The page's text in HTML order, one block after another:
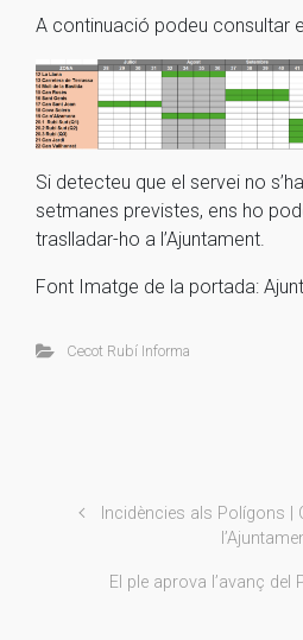
A continuació podeu consultar
Si detecteu que el servei no
setmanes previstes, ens ho
traslladar-ho a l’Ajuntament.
Font Imatge de la portada:
Cecot Rubí Informa
Incidències als Polígons |
El ple aprova l’avanç del